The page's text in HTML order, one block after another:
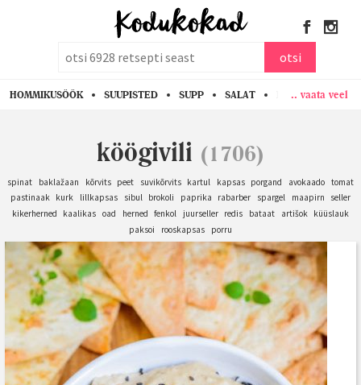
otsi
HOMMIKUSÖÖK SUUPISTED SUPP SALAT PASTA KANA
.. vaata veel
köögivili (1706)
spinat baklažaan kõrvits peet suvikõrvits kartul kapsas porgand avokaado tomat
pastinaak kurk lillkapsas sibul brokoli paprika rabarber spargel maapirn
seller
kikerherned
kaalikas oad herned fenkol juurseller redis bataat artišok
küüslauk
paksoi
rooskapsas porru